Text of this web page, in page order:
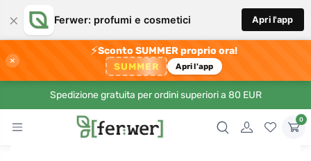
× Ferwer: profumi e cosmetici Apri l'app
×
⚡Sconto SUMMER proprio ora!
SUMMER Apri l'app
Spedizione gratuita per ordini superiori a 80 EUR
0